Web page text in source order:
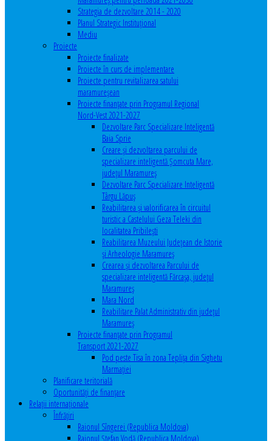
Strategia de dezvoltare 2014 - 2020
Planul Strategic Instituţional
Mediu
Proiecte
Proiecte finalizate
Proiecte în curs de implementare
Proiecte pentru revitalizarea satului
maramureşean
Proiecte finanțate prin Programul Regional
Nord-Vest 2021-2027
Dezvoltare Parc Specializare Inteligentă
Baia Sprie
Creare și dezvoltarea parcului de
specializare inteligentă Șomcuta Mare,
județul Maramureș
Dezvoltare Parc Specializare Inteligentă
Târgu Lăpuș
Reabilitarea și valorificarea în circuitul
turistic a Castelului Geza Teleki din
localitatea Pribilești
Reabilitarea Muzeului Județean de Istorie
și Arheologie Maramureș
Crearea și dezvoltarea Parcului de
specializare inteligentă Fărcașa, județul
Maramureș
Mara Nord
Reabilitare Palat Administrativ din județul
Maramureș
Proiecte finanțate prin Programul
Transport 2021-2027
Pod peste Tisa în zona Teplița din Sighetu
Marmației
Planificare teritorială
Oportunităţi de finanţare
Relaţii internaţionale
Înfrăţiri
Raionul Sîngerei (Republica Moldova)
Raionul Ștefan Vodă (Republica Moldova)